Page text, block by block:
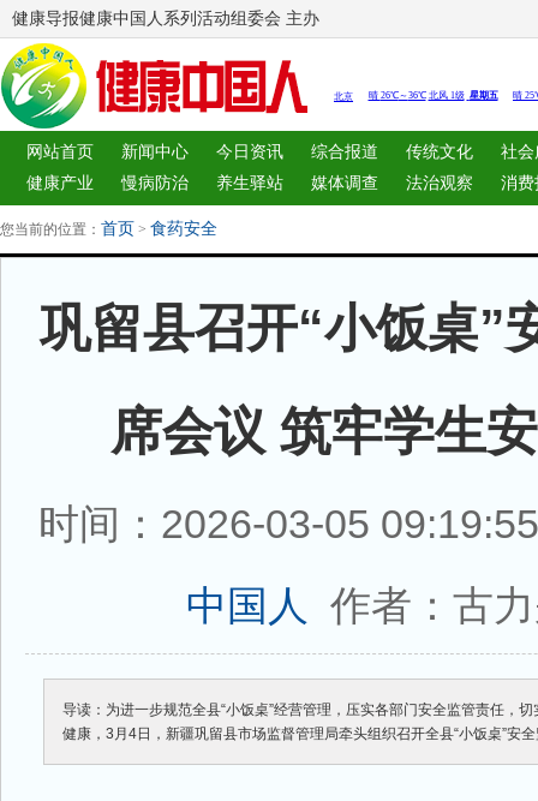
健康导报健康中国人系列活动组委会 主办
网站首页 新闻中心 今日资讯 综合报道 传统文化
社会
健康产业
慢病防治 养生驿站 媒体调查 法治观察
消费
您当前的位置： 首页 > 食药安全
巩留县召开“小饭桌”
席会议 筑牢学生
时间：2026-03-05
中国人 作者：古
导读：为进一步规范全县“小饭桌”经营管理，压实各部门安全监管责任，
健康，3月4日，新疆巩留县市场监督管理局牵头组织召开全县“小饭桌”安